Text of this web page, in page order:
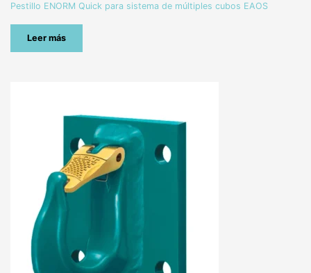
Pestillo ENORM Quick para sistema de múltiples cubos EAOS
Leer más